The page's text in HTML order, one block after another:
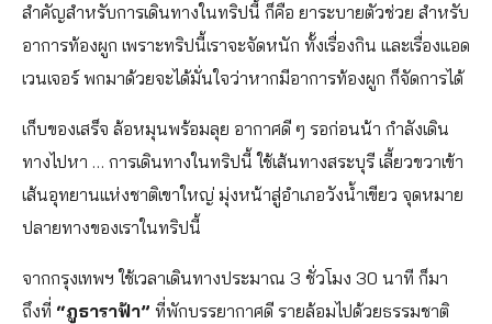
สำคัญสำหรับการเดินทางในทริปนี้ ก็คือ ยาระบายตัวช่วย สำหรับ
อาการท้องผูก เพราะทริปนี้เราจะจัดหนัก ทั้งเรื่องกิน และเรื่องแอด
เวนเจอร์ พกมาด้วยจะได้มั่นใจว่าหากมีอาการท้องผูก ก็จัดการได้
เก็บของเสร็จ ล้อหมุนพร้อมลุย อากาศดี ๆ รอก่อนน้า กำลังเดิน
ทางไปหา … การเดินทางในทริปนี้ ใช้เส้นทางสระบุรี เลี้ยวขวาเข้า
เส้นอุทยานแห่งชาติเขาใหญ่ มุ่งหน้าสู่อำเภอวังน้ำเขียว จุดหมาย
ปลายทางของเราในทริปนี้
จากกรุงเทพฯ ใช้เวลาเดินทางประมาณ 3 ชั่วโมง 30 นาที ก็มา
ถึงที่ “ภูธาราฟ้า” ที่พักบรรยากาศดี รายล้อมไปด้วยธรรมชาติ